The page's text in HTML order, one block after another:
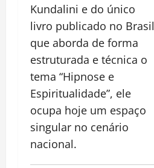
Kundalini e do único
livro publicado no Brasil
que aborda de forma
estruturada e técnica o
tema “Hipnose e
Espiritualidade”, ele
ocupa hoje um espaço
singular no cenário
nacional.